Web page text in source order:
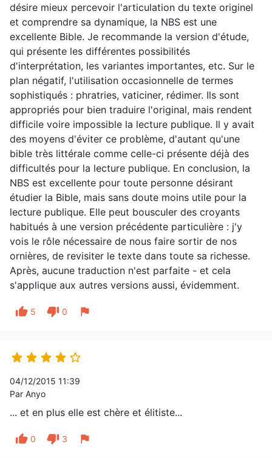
désire mieux percevoir l'articulation du texte originel
et comprendre sa dynamique, la NBS est une
excellente Bible. Je recommande la version d'étude,
qui présente les différentes possibilités
d'interprétation, les variantes importantes, etc. Sur le
plan négatif, l'utilisation occasionnelle de termes
sophistiqués : phratries, vaticiner, rédimer. Ils sont
appropriés pour bien traduire l'original, mais rendent
difficile voire impossible la lecture publique. Il y avait
des moyens d'éviter ce problème, d'autant qu'une
bible très littérale comme celle-ci présente déjà des
difficultés pour la lecture publique. En conclusion, la
NBS est excellente pour toute personne désirant
étudier la Bible, mais sans doute moins utile pour la
lecture publique. Elle peut bousculer des croyants
habitués à une version précédente particulière : j'y
vois le rôle nécessaire de nous faire sortir de nos
ornières, de revisiter le texte dans toute sa richesse.
Après, aucune traduction n'est parfaite - et cela
s'applique aux autres versions aussi, évidemment.
thumb_up 5 thumb_down 0 flag
    
04/12/2015 11:39
Par Anyo
... et en plus elle est chère et élitiste...
thumb_up 0 thumb_down 3 flag